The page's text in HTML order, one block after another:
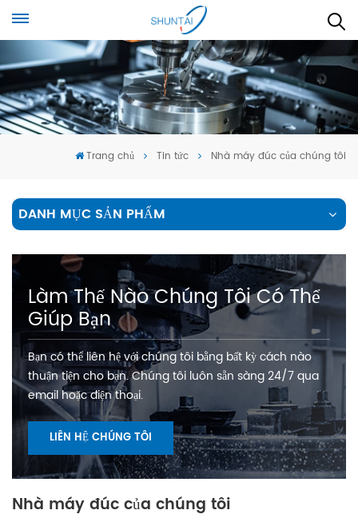
Trang chủ Tin tức Nhà máy đúc của chúng tôi
DANH MỤC SẢN PHẨM
Làm Thế Nào Chúng Tôi Có Thể
Giúp Bạn
Bạn có thể liên hệ với chúng tôi bằng bất kỳ cách nào
thuận tiện cho bạn. Chúng tôi luôn sẵn sàng 24/7 qua
email hoặc điện thoại.
LIÊN HỆ CHÚNG TÔI
Nhà máy đúc của chúng tôi